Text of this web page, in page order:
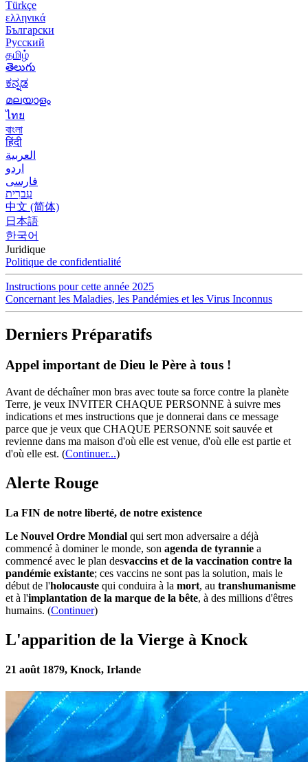
Türkçe
ελληνικά
Български
Русский
தமிழ்
తెలుగు
ಕನ್ನಡ
മലയാളം
ไทย
বাংলা
हिंदी
العربية
اردو
فارسی
עִברִית
中文 (简体)
日本語
한국어
Juridique
Politique de confidentialité
Instructions pour cette année 2025
Concernant les Maladies, les Pandémies et les Virus Inconnus
Derniers Préparatifs
Appel important de Dieu le Père à tous !
Avant de déchaîner mon bras avec toute sa force contre la planète
Terre, je veux INVITER CHAQUE PERSONNE à suivre mes
indications et mes instructions que je donnerai dans ce message
parce que je veux que CHAQUE PERSONNE soit sauvée et
revienne dans ma maison d'où elle est venue, d'où elle est partie et
d'où elle est. (Continuer...)
Alerte Rouge
La FIN de notre liberté, de notre existence
Le Nouvel Ordre Mondial qui sert mon adversaire a déjà
commencé à dominer le monde, son agenda de tyrannie a
commencé avec le plan desvaccins et de la vaccination contre la
pandémie existante; ces vaccins ne sont pas la solution, mais le
début de l'holocauste qui conduira à la mort, au transhumanisme
et à l'implantation de la marque de la bête, à des millions d'êtres
humains. (Continuer)
L'apparition de la Vierge à Knock
21 août 1879, Knock, Irlande